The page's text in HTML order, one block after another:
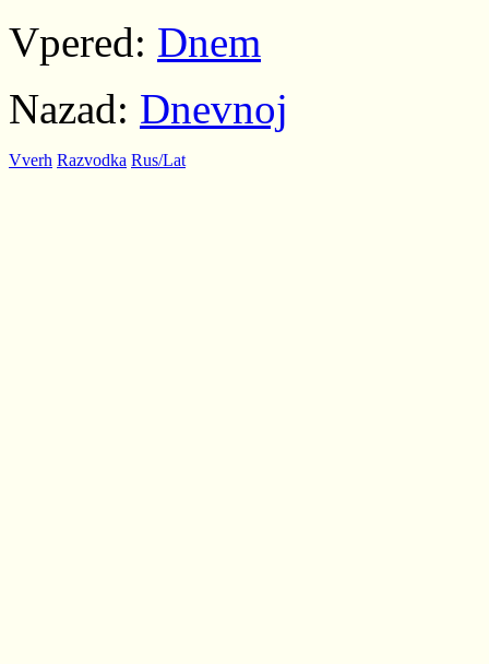
Vpered: Dnem
Nazad: Dnevnoj
Vverh Razvodka Rus/Lat